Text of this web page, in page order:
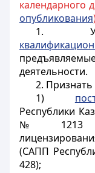
календарного
опубликования
1.
деятельности.
2.
1)
Республики
№ 1213
(САПП
428);